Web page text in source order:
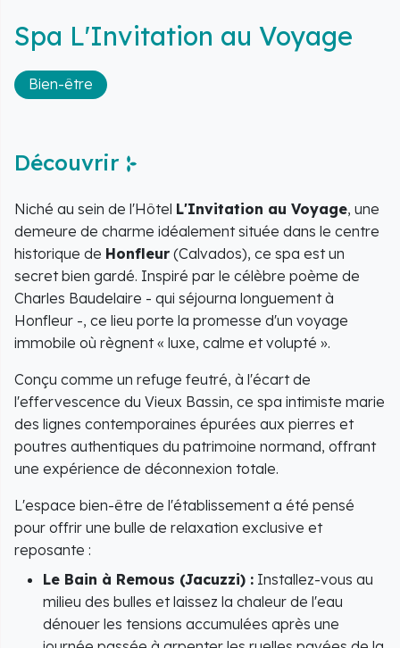
Spa L'Invitation au Voyage
Bien-être
Découvrir
Niché au sein de l'Hôtel L'Invitation au Voyage, une
demeure de charme idéalement située dans le centre
historique de Honfleur (Calvados), ce spa est un
secret bien gardé. Inspiré par le célèbre poème de
Charles Baudelaire - qui séjourna longuement à
Honfleur -, ce lieu porte la promesse d'un voyage
immobile où règnent « luxe, calme et volupté ».
Conçu comme un refuge feutré, à l'écart de
l'effervescence du Vieux Bassin, ce spa intimiste marie
des lignes contemporaines épurées aux pierres et
poutres authentiques du patrimoine normand, offrant
une expérience de déconnexion totale.
L'espace bien-être de l'établissement a été pensé
pour offrir une bulle de relaxation exclusive et
reposante :
Le Bain à Remous (Jacuzzi) : Installez-vous au
milieu des bulles et laissez la chaleur de l'eau
dénouer les tensions accumulées après une